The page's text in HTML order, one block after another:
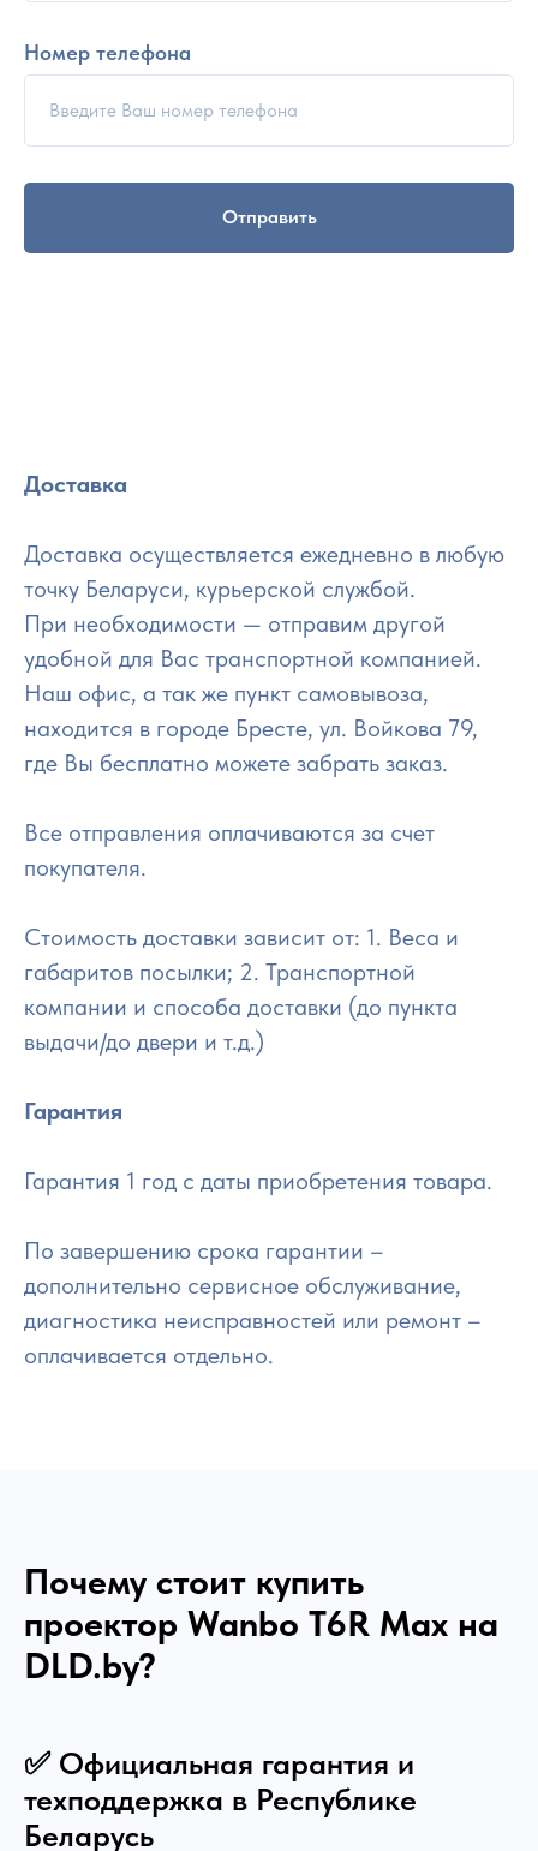
Номер телефона
Отправить
Доставка
Доставка осуществляется ежедневно в любую
точку Беларуси, курьерской службой.
При необходимости — отправим другой
удобной для Вас транспортной компанией.
Наш офис, а так же пункт самовывоза,
находится в городе Бресте, ул. Войкова 79,
где Вы бесплатно можете забрать заказ.
Все отправления оплачиваются за счет
покупателя.
Стоимость доставки зависит от: 1. Веса и
габаритов посылки; 2. Транспортной
компании и способа доставки (до пункта
выдачи/до двери и т.д.)
Гарантия
Гарантия 1 год с даты приобретения товара.
По завершению срока гарантии –
дополнительно сервисное обслуживание,
диагностика неисправностей или ремонт –
оплачивается отдельно.
Почему стоит купить
проектор Wanbo T6R Max на
DLD.by?
✅ Официальная гарантия и
техподдержка в Республике
Беларусь